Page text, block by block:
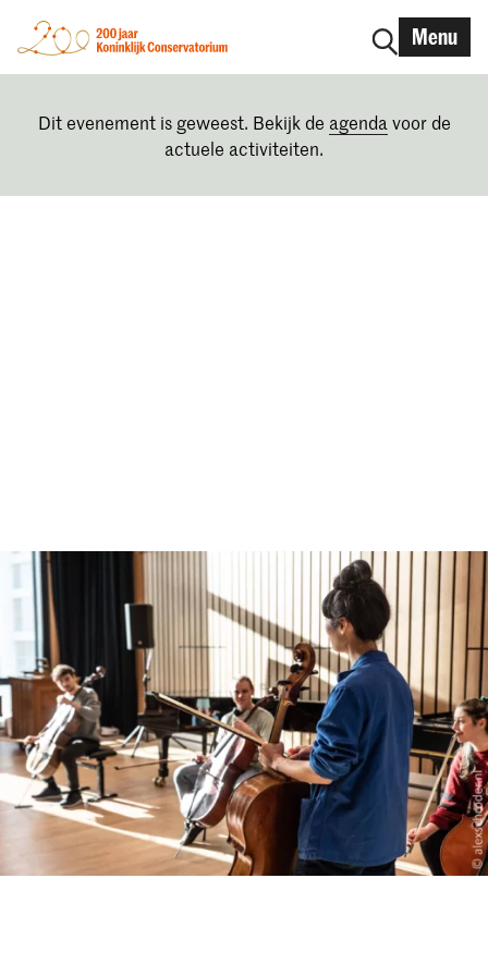
Menu
Dit evenement is geweest. Bekijk de agenda voor de
actuele activiteiten.